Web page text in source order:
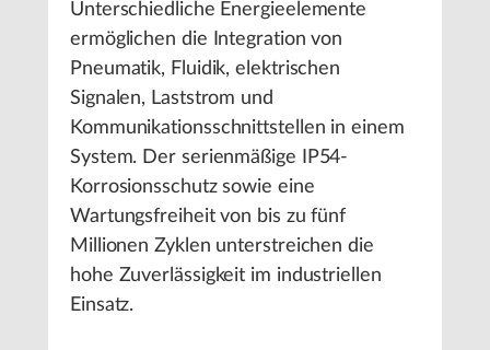
Unterschiedliche Energieelemente
ermöglichen die Integration von
Pneumatik, Fluidik, elektrischen
Signalen, Laststrom und
Kommunikationsschnittstellen in einem
System. Der serienmäßige IP54-
Korrosionsschutz sowie eine
Wartungsfreiheit von bis zu fünf
Millionen Zyklen unterstreichen die
hohe Zuverlässigkeit im industriellen
Einsatz.